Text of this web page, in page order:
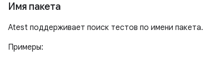
Имя пакета
Atest поддерживает поиск тестов по имени пакета.
Примеры: